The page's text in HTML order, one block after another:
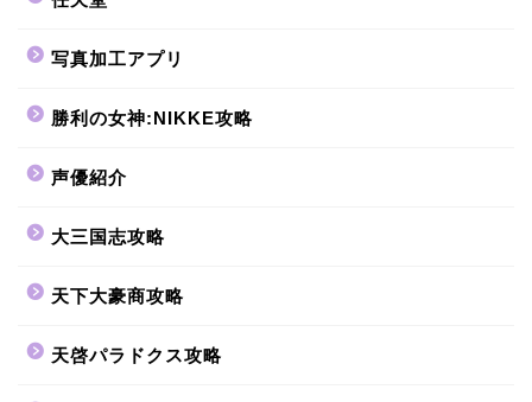
写真加工アプリ
勝利の女神:NIKKE攻略
声優紹介
大三国志攻略
天下大豪商攻略
天啓パラドクス攻略